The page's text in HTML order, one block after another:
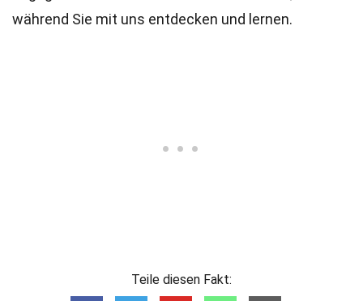
während Sie mit uns entdecken und lernen.
Teile diesen Fakt: